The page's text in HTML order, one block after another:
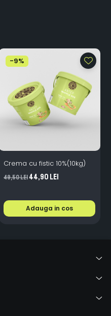
-9%
Crema cu fistic 10%(10kg)
49,50 Lei44,90 Lei
Adauga in cos